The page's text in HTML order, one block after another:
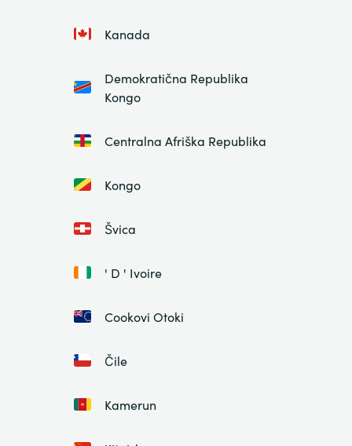
Kanada
Demokratična Republika
Kongo
Centralna Afriška Republika
Kongo
Švica
' D ' Ivoire
Cookovi Otoki
Čile
Kamerun